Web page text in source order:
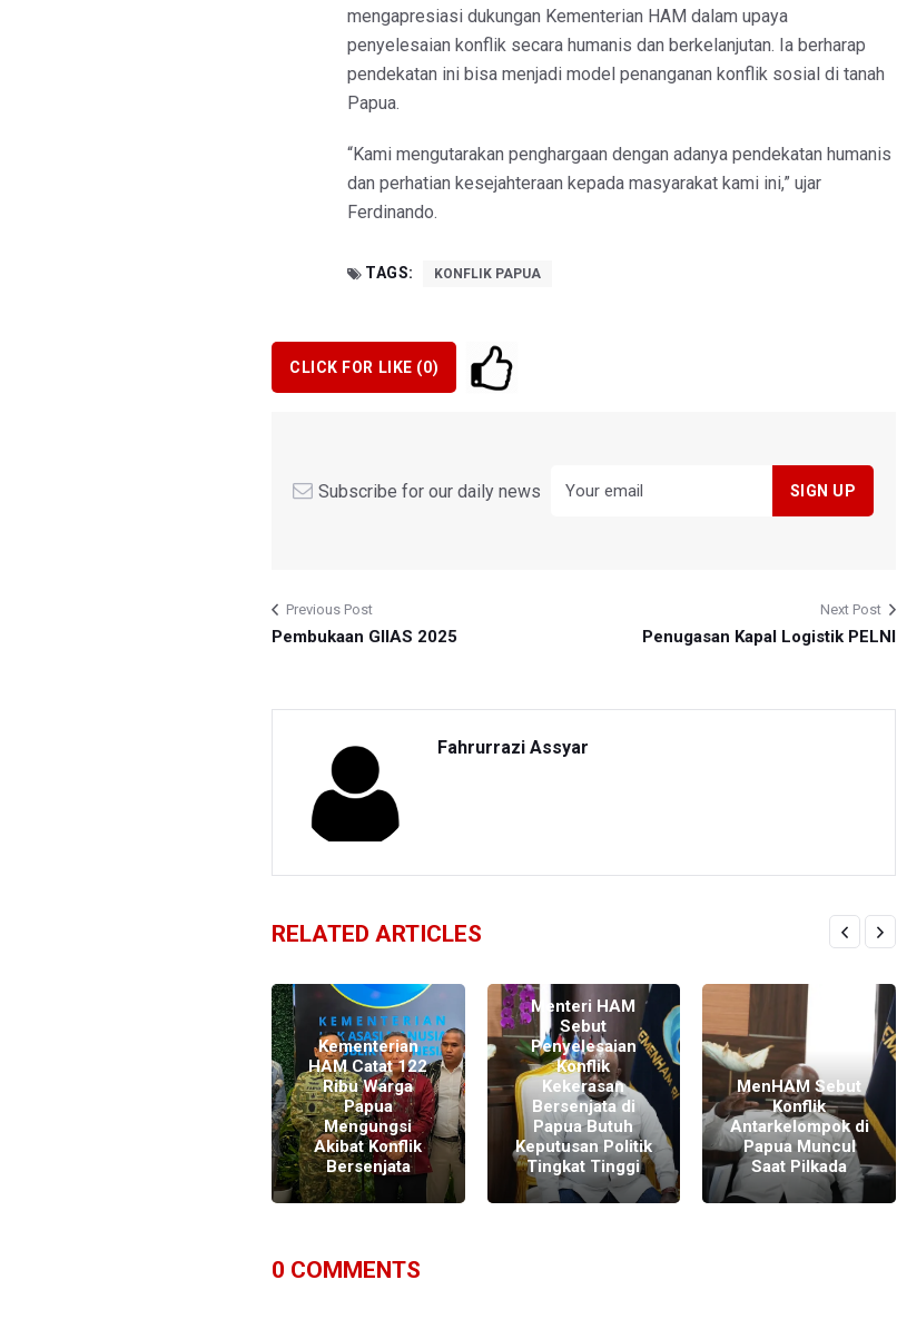
mengapresiasi dukungan Kementerian HAM dalam upaya
penyelesaian konflik secara humanis dan berkelanjutan. Ia berharap
pendekatan ini bisa menjadi model penanganan konflik sosial di tanah
Papua.
“Kami mengutarakan penghargaan dengan adanya pendekatan humanis
dan perhatian kesejahteraan kepada masyarakat kami ini,” ujar
Ferdinando.
TAGS: KONFLIK PAPUA
CLICK FOR LIKE (0)
Subscribe for our daily news
Previous Post
Pembukaan GIIAS 2025
Next Post
Penugasan Kapal Logistik PELNI
Fahrurrazi Assyar
RELATED ARTICLES
Kementerian
HAM Catat 122
Ribu Warga
Papua
Mengungsi
Akibat Konflik
Bersenjata
Menteri HAM
Sebut
Penyelesaian
Konflik
Kekerasan
Bersenjata di
Papua Butuh
Keputusan Politik
Tingkat Tinggi
MenHAM Sebut
Konflik
Antarkelompok di
Papua Muncul
Saat Pilkada
0 COMMENTS